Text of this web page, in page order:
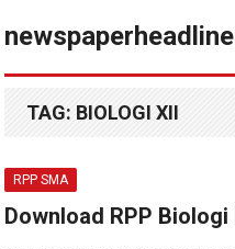
TAG: BIOLOGI XII
RPP SMA
Download RPP Biologi